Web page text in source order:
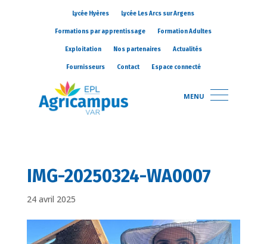
Lycée Hyères Lycée Les Arcs sur Argens
Formations par apprentissage Formation Adultes
Exploitation Nos partenaires Actualités
Fournisseurs Contact Espace connecté
MENU
IMG-20250324-WA0007
24 avril 2025